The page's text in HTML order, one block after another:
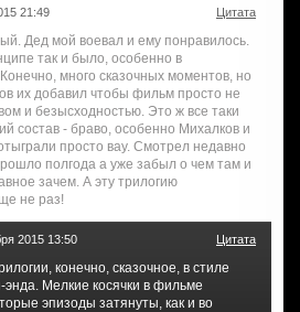
21:49 Цитата
Дед мой воевал и ему понравилось.
так и было, особенно в
много сказочных моментов, но
их добавил чтобы фильм просто не
и безысходностью. Это ж все таки
состав - браво, особенно Михалков и
просто вау. Смотрел недавно
полгода а уже забыл о чем там и
зачем. А эту трилогию
не раз!
2015 13:50 Цитата
конечно, сказочное, в стиле
энда. Мелкие косячки в фильме
эпизоды затянуты, как и во